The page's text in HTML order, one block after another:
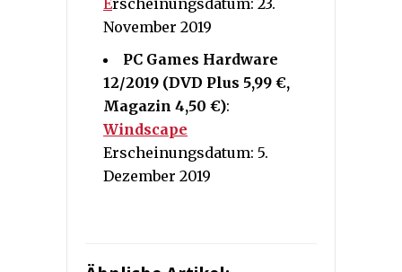
Erscheinungsdatum: 23.
November 2019
PC Games Hardware
12/2019 (DVD Plus 5,99 €,
Magazin 4,50 €):
Windscape
Erscheinungsdatum: 5.
Dezember 2019